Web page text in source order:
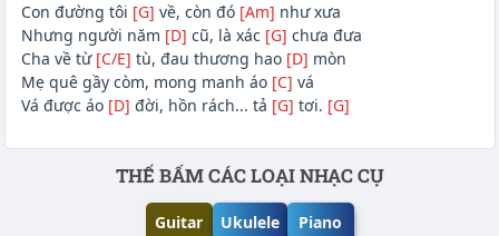
Con đường tôi [G] về, còn đó [Am] như xưa
Nhưng người năm [D] cũ, là xác [G] chưa đưa
Cha về từ [C/E] tù, đau thương hao [D] mòn
Mẹ quê gầy còm, mong manh áo [C] vá
Vá được áo [D] đời, hồn rách... tả [G] tơi. [G]
Phần nội dungTHẾ BẤM CÁC LOẠI NHẠC CỤ
Guitar Ukulele Piano